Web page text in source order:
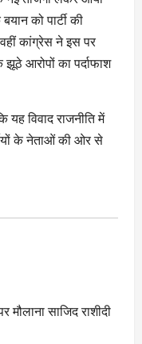
को पार्टी की
कांग्रेस ने इस पर
आरोपों का पर्दाफाश
विवाद राजनीति में
के नेताओं की ओर से
साजिद राशीदी